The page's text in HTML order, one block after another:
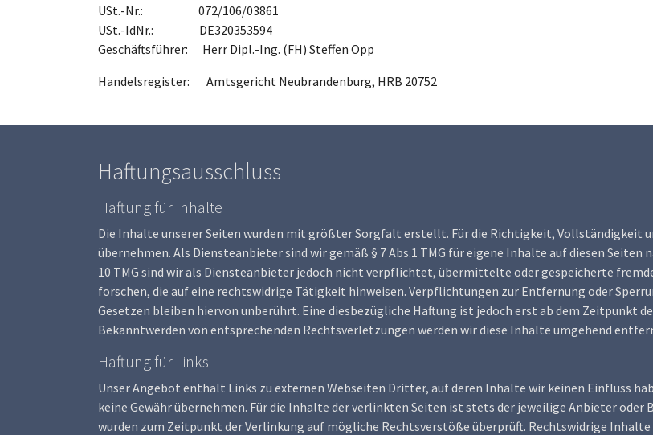
USt.-Nr.: 072/106/03861
USt.-IdNr.: DE320353594
Geschäftsführer: Herr Dipl.-Ing. (FH) Steffen Opp
Handelsregister: Amtsgericht Neubrandenburg, HRB 20752
Haftungsausschluss
Haftung für Inhalte
Die Inhalte unserer Seiten wurden mit größter Sorgfalt erstellt. Für die Richtigkeit, Vollständigkeit
übernehmen. Als Diensteanbieter sind wir gemäß § 7 Abs.1 TMG für eigene Inhalte auf diesen
10 TMG sind wir als Diensteanbieter jedoch nicht verpflichtet, übermittelte oder gespeicherte
forschen, die auf eine rechtswidrige Tätigkeit hinweisen. Verpflichtungen zur Entfernung oder
Gesetzen bleiben hiervon unberührt. Eine diesbezügliche Haftung ist jedoch erst ab dem Zeitpunkt
Bekanntwerden von entsprechenden Rechtsverletzungen werden wir diese Inhalte umgehend
Haftung für Links
Unser Angebot enthält Links zu externen Webseiten Dritter, auf deren Inhalte wir keinen Einfluss
keine Gewähr übernehmen. Für die Inhalte der verlinkten Seiten ist stets der jeweilige Anbieter
wurden zum Zeitpunkt der Verlinkung auf mögliche Rechtsverstöße überprüft. Rechtswidrige